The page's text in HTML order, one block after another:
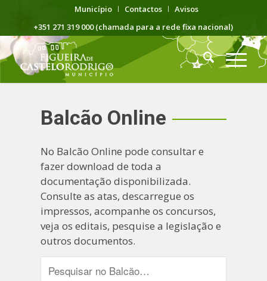
Município Contactos
Avisos
+351 271 319 000 (chamada para a rede fixa nacional)
Balcão Online
No Balcão Online pode consultar e
fazer download de toda a
documentação disponibilizada.
Consulte as atas, descarregue os
impressos, acompanhe os concursos,
veja os editais, pesquise a legislação e
outros documentos.